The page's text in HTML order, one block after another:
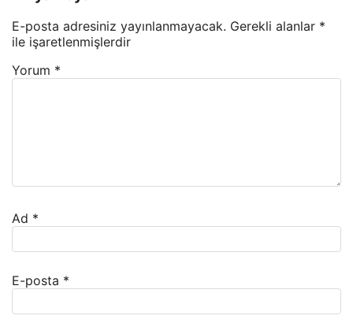
E-posta adresiniz yayınlanmayacak. Gerekli alanlar *
ile işaretlenmişlerdir
Yorum *
Ad *
E-posta *